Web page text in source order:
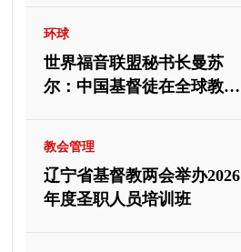
环球
世界福音联盟秘书长曼苏
尔：中国基督徒在全球教会
教会管理
辽宁省基督教两会举办2026
年度圣职人员培训班